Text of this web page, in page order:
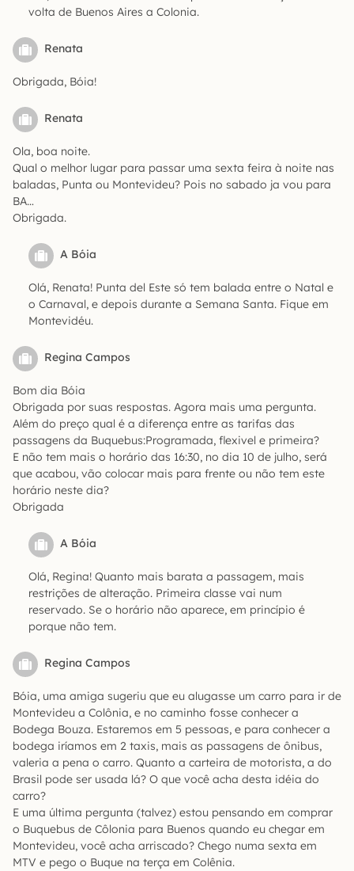
volta de Buenos Aires a Colonia.
Renata
Obrigada, Bóia!
Renata
Ola, boa noite.
Qual o melhor lugar para passar uma sexta feira à noite nas
baladas, Punta ou Montevideu? Pois no sabado ja vou para
BA…
Obrigada.
A Bóia
Olá, Renata! Punta del Este só tem balada entre o Natal e
o Carnaval, e depois durante a Semana Santa. Fique em
Montevidéu.
Regina Campos
Bom dia Bóia
Obrigada por suas respostas. Agora mais uma pergunta.
Além do preço qual é a diferença entre as tarifas das
passagens da Buquebus:Programada, flexivel e primeira?
E não tem mais o horário das 16:30, no dia 10 de julho, será
que acabou, vão colocar mais para frente ou não tem este
horário neste dia?
Obrigada
A Bóia
Olá, Regina! Quanto mais barata a passagem, mais
restrições de alteração. Primeira classe vai num
reservado. Se o horário não aparece, em princípio é
porque não tem.
Regina Campos
Bóia, uma amiga sugeriu que eu alugasse um carro para ir de
Montevideu a Colônia, e no caminho fosse conhecer a
Bodega Bouza. Estaremos em 5 pessoas, e para conhecer a
bodega iríamos em 2 taxis, mais as passagens de ônibus,
valeria a pena o carro. Quanto a carteira de motorista, a do
Brasil pode ser usada lá? O que você acha desta idéia do
carro?
E uma última pergunta (talvez) estou pensando em comprar
o Buquebus de Côlonia para Buenos quando eu chegar em
Montevideu, você acha arriscado? Chego numa sexta em
MTV e pego o Buque na terça em Colênia.